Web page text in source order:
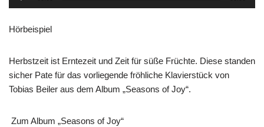
Hörbeispiel
Herbstzeit ist Erntezeit und Zeit für süße Früchte. Diese standen
sicher Pate für das vorliegende fröhliche Klavierstück von
Tobias Beiler aus dem Album „Seasons of Joy“.
Zum Album „Seasons of Joy“